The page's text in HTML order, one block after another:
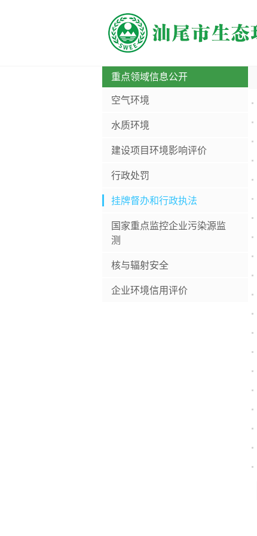
重点领域信息公开
空气环境
水质环境
建设项目环境影响评价
行政处罚
挂牌督办和行政执法
国家重点监控企业污染源监
测
核与辐射安全
企业环境信用评价